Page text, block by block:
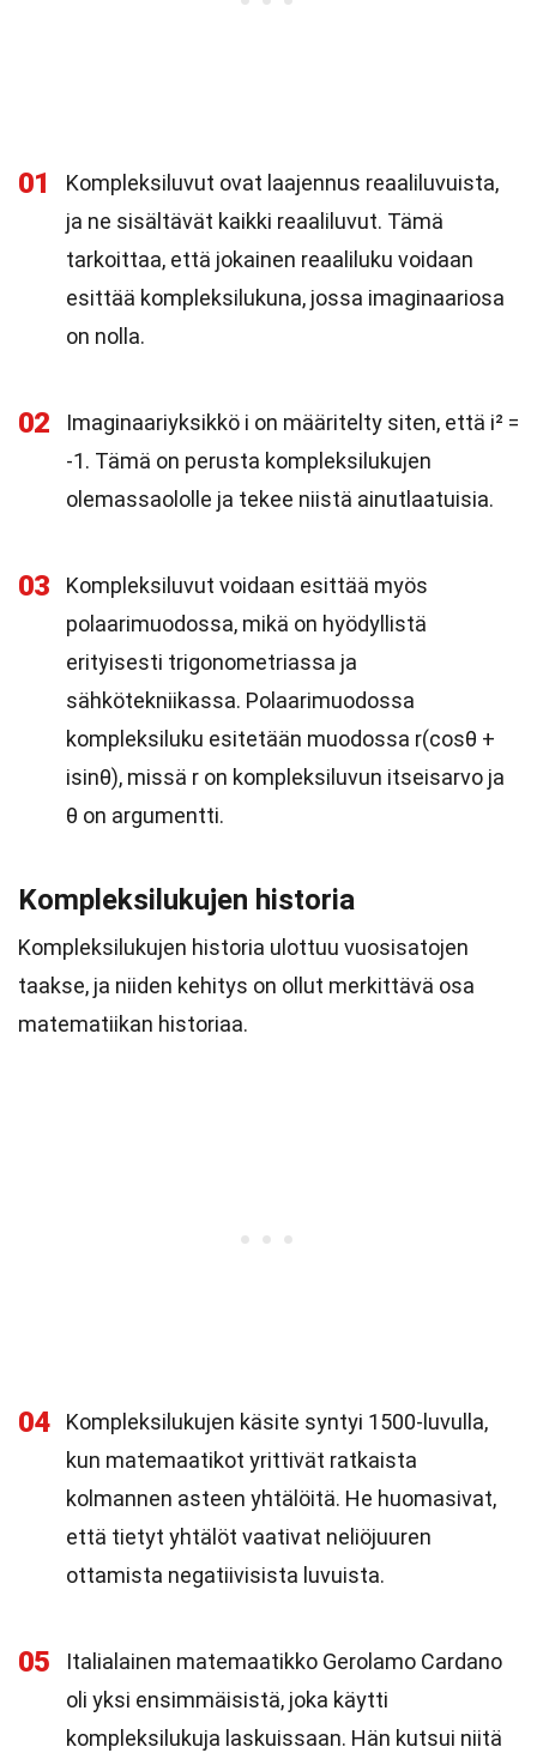
01
Kompleksiluvut ovat laajennus reaaliluvuista,
ja ne sisältävät kaikki reaaliluvut. Tämä
tarkoittaa, että jokainen reaaliluku voidaan
esittää kompleksilukuna, jossa imaginaariosa
on nolla.
02
Imaginaariyksikkö i on määritelty siten, että i² =
-1. Tämä on perusta kompleksilukujen
olemassaololle ja tekee niistä ainutlaatuisia.
03
Kompleksiluvut voidaan esittää myös
polaarimuodossa, mikä on hyödyllistä
erityisesti trigonometriassa ja
sähkötekniikassa. Polaarimuodossa
kompleksiluku esitetään muodossa r(cosθ +
isinθ), missä r on kompleksiluvun itseisarvo ja
θ on argumentti.
Kompleksilukujen historia
Kompleksilukujen historia ulottuu vuosisatojen
taakse, ja niiden kehitys on ollut merkittävä osa
matematiikan historiaa.
04
Kompleksilukujen käsite syntyi 1500-luvulla,
kun matemaatikot yrittivät ratkaista
kolmannen asteen yhtälöitä. He huomasivat,
että tietyt yhtälöt vaativat neliöjuuren
ottamista negatiivisista luvuista.
05
Italialainen matemaatikko Gerolamo Cardano
oli yksi ensimmäisistä, joka käytti
kompleksilukuja laskuissaan. Hän kutsui niitä